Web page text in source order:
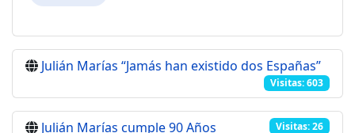
Julián Marías “Jamás han existido dos Españas”
Visitas: 603
Julián Marías cumple 90 Años Visitas: 26